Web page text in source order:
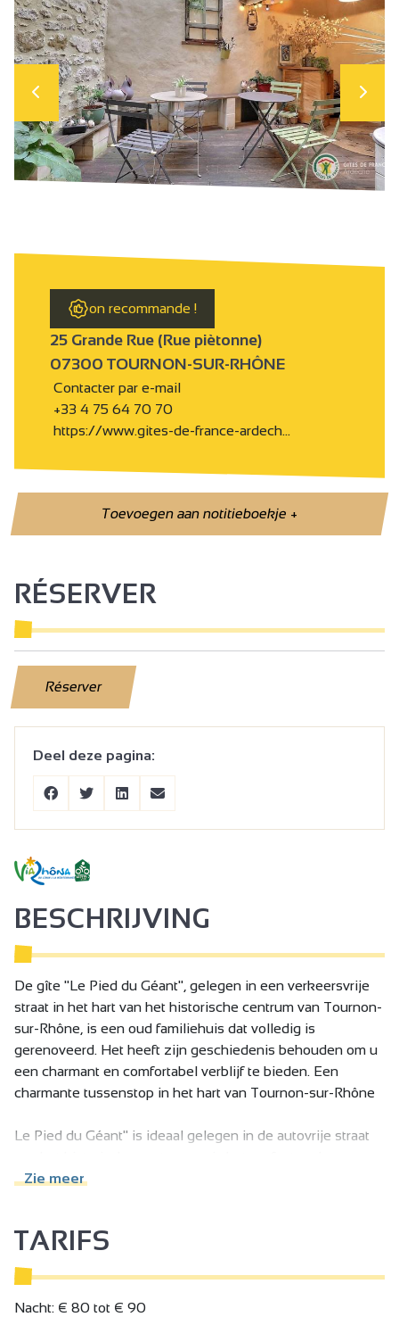
on recommande !
25 Grande Rue (Rue piètonne)
07300 TOURNON-SUR-RHÔNE
Contacter par e-mail
+33 4 75 64 70 70
https://www.gites-de-france-ardech…
Toevoegen aan notitieboekje+
RÉSERVER
Réserver
Deel deze pagina:
BESCHRIJVING
De gîte "Le Pied du Géant", gelegen in een verkeersvrije
straat in het hart van het historische centrum van Tournon-
sur-Rhône, is een oud familiehuis dat volledig is
gerenoveerd. Het heeft zijn geschiedenis behouden om u
een charmant en comfortabel verblijf te bieden. Een
charmante tussenstop in het hart van Tournon-sur-Rhône
Le Pied du Géant" is ideaal gelegen in de autovrije straat
een verkwikkende vakantie, of u nu op doorreis bent of op
Verblijf in dit volledig gerenoveerde voormalige
familiehuis, dat authentieke charme combineert met
modern comfort. U bevindt zich in het hart van Tournon-
sur-Rhône, een levendige, dynamische stad aan de oevers
Zie meer
TARIFS
Nacht: € 80 tot € 90